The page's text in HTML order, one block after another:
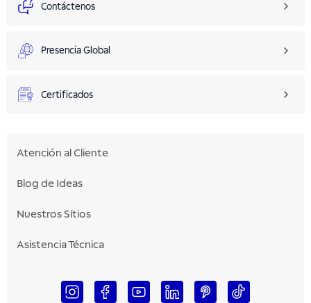
Contáctenos
Presencia Global
Certificados
Atención al Cliente
Blog de Ideas
Nuestros Sítios
Asistencia Técnica